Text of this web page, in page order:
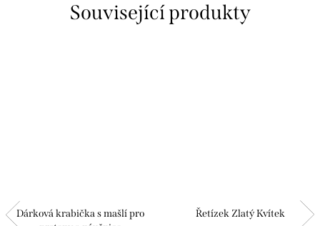
Související produkty
Dárková krabička s mašlí pro
Řetízek Zlatý Kvítek